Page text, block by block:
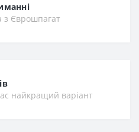
з Єврошпагат
найкращий варіант